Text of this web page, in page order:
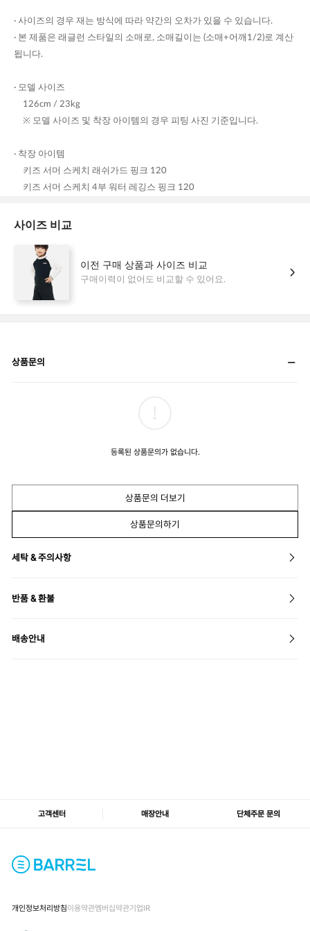
상품문의
등록된 상품문의가 없습니다.
상품문의 더보기
상품문의하기
세탁 & 주의사항
반품 & 환불
배송안내
고객센터 매장안내 단체주문 문의
개인정보처리방침이용약관멤버십약관기업IR